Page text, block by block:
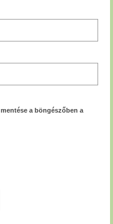
a böngészőben a